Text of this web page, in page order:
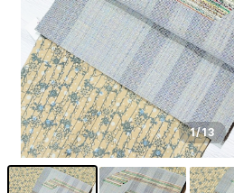
1/13